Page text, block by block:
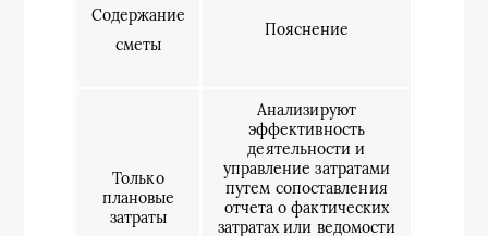
Содержание
сметы
Пояснение
Только
плановые
затраты
Анализируют
эффективность
деятельности и
управление затратами
путем сопоставления
отчета о фактических
затратах или ведомости